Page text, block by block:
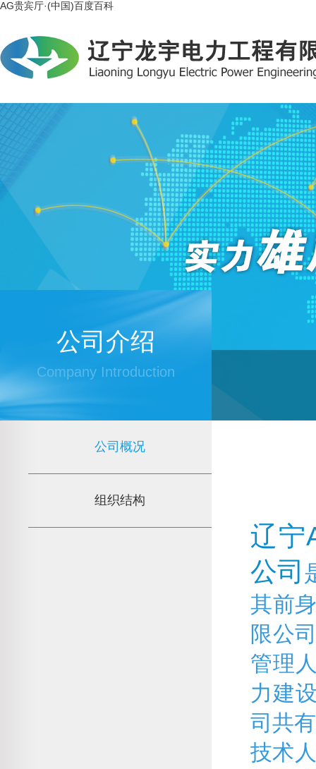
AG贵宾厅·(中国)百度百科
公司介绍
Company Introduction
公司概况
组织结构
辽宁
公司
其前
限公
管理
力建
司共
技术